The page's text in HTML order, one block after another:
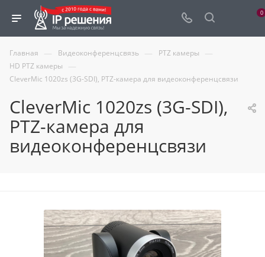
0
Главная — Видеоконференцсвязь — PTZ камеры —
HD PTZ камеры —
CleverMic 1020zs (3G-SDI), PTZ-камера для видеоконференцсвязи
CleverMic 1020zs (3G-SDI),
PTZ-камера для
видеоконференцсвязи